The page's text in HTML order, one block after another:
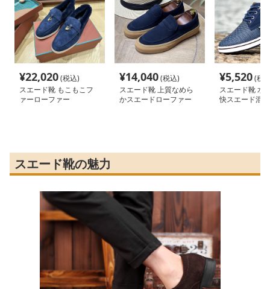
¥22,020(税込)
スエード靴 もこもこフ
ァーローファー
¥14,040(税込)
スエード靴 上質なめら
かスエードローファー
¥5,520(税
スエード靴 水
快スエード混紡
スエード靴の魅力